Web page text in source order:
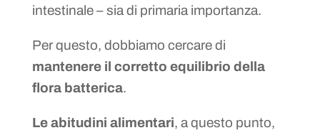
intestinale – sia di primaria importanza.
Per questo, dobbiamo cercare di
mantenere il corretto equilibrio della
flora batterica.
Le abitudini alimentari, a questo punto,